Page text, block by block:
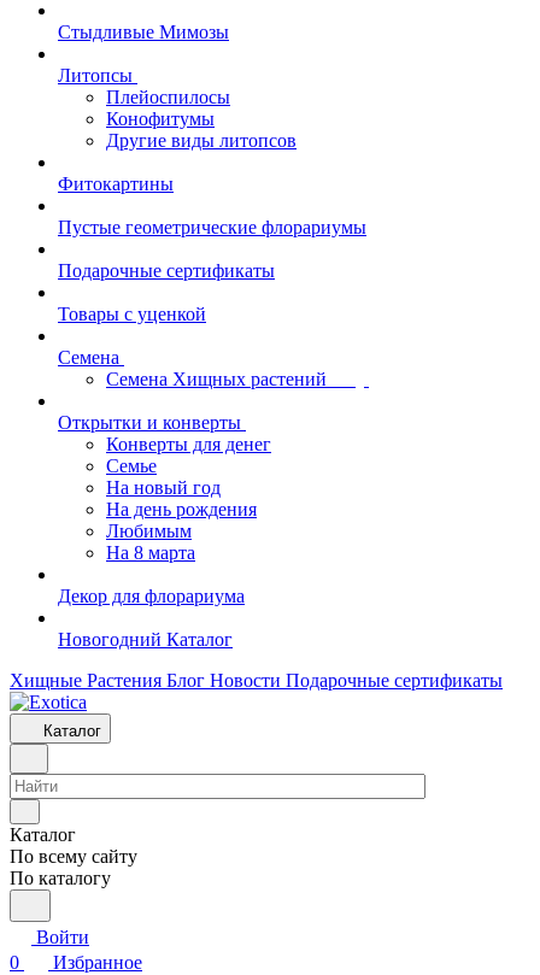
Стыдливые Мимозы
Литопсы
Плейоспилосы
Конофитумы
Другие виды литопсов
Фитокартины
Пустые геометрические флорариумы
Подарочные сертификаты
Товары с уценкой
Семена
Семена Хищных растений
Открытки и конверты
Конверты для денег
Семье
На новый год
На день рождения
Любимым
На 8 марта
Декор для флорариума
Новогодний Каталог
Хищные Растения Блог Новости Подарочные сертификаты
Каталог
Каталог
По всему сайту
По каталогу
Войти
0
Избранное